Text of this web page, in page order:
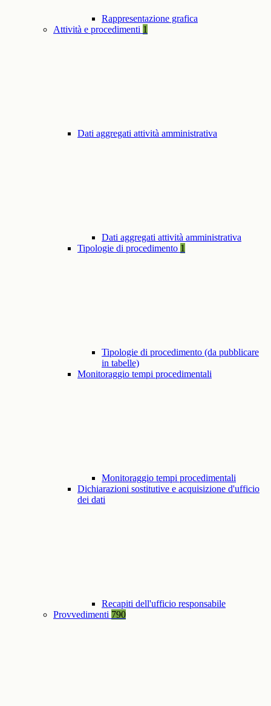
Rappresentazione grafica
Attività e procedimenti 1
Dati aggregati attività amministrativa
Dati aggregati attività amministrativa
Tipologie di procedimento 1
Tipologie di procedimento (da pubblicare
in tabelle)
Monitoraggio tempi procedimentali
Monitoraggio tempi procedimentali
Dichiarazioni sostitutive e acquisizione d'ufficio
dei dati
Recapiti dell'ufficio responsabile
Provvedimenti 790